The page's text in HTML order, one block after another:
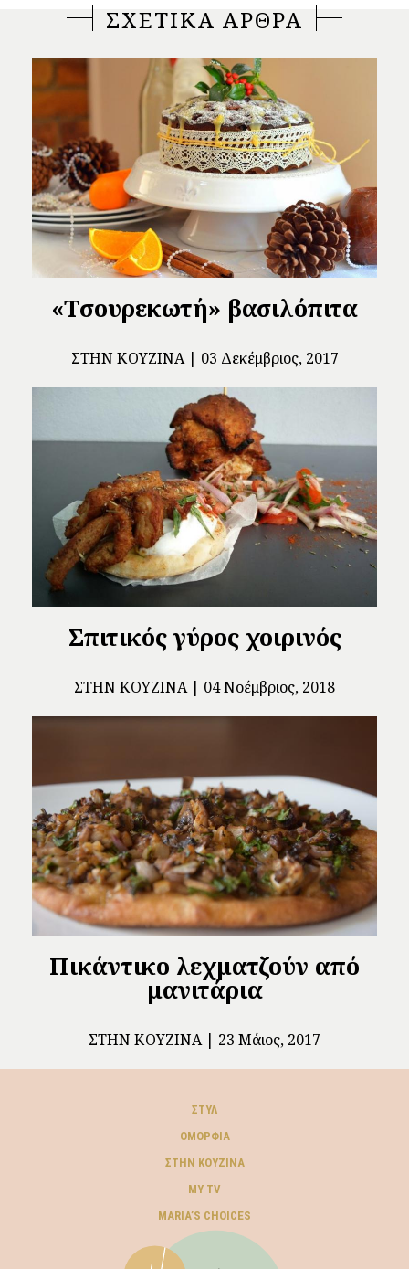
ΣΧΕΤΙΚΑ ΑΡΘΡΑ
«Τσουρεκωτή» βασιλόπιτα
ΣΤΗΝ ΚΟΥΖΊΝΑ 03 Δεκέμβριος, 2017
Σπιτικός γύρος χοιρινός
ΣΤΗΝ ΚΟΥΖΊΝΑ 04 Νοέμβριος, 2018
Πικάντικο λεχματζούν από
μανιτάρια
ΣΤΗΝ ΚΟΥΖΊΝΑ 23 Μάιος, 2017
ΣΤΥΛ
ΟΜΟΡΦΙΆ
ΣΤΗΝ ΚΟΥΖΊΝΑ
MY TV
ΜARIA’S CHOICES